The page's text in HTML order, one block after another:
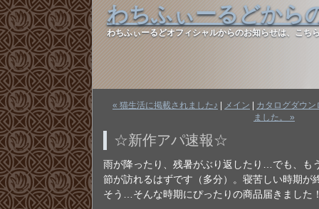
わちふぃーるどから
わちふぃーるどオフィシャルからのお知らせは、こち
« 猫生活に掲載されました♪ メイン
カタログダウ
ました。 »
☆新作アパ速報☆
雨が降ったり、残暑がぶり返したり…でも、も
節が訪れるはずです（多分）。寝苦しい時期が
そう…そんな時期にぴったりの商品届きました